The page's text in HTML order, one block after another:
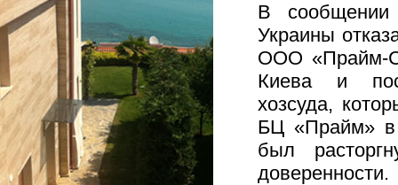
В сообщении
Украины
ООО «Прайм-
Киева и
хозсуда,
БЦ «Прайм» в
был
доверенности.